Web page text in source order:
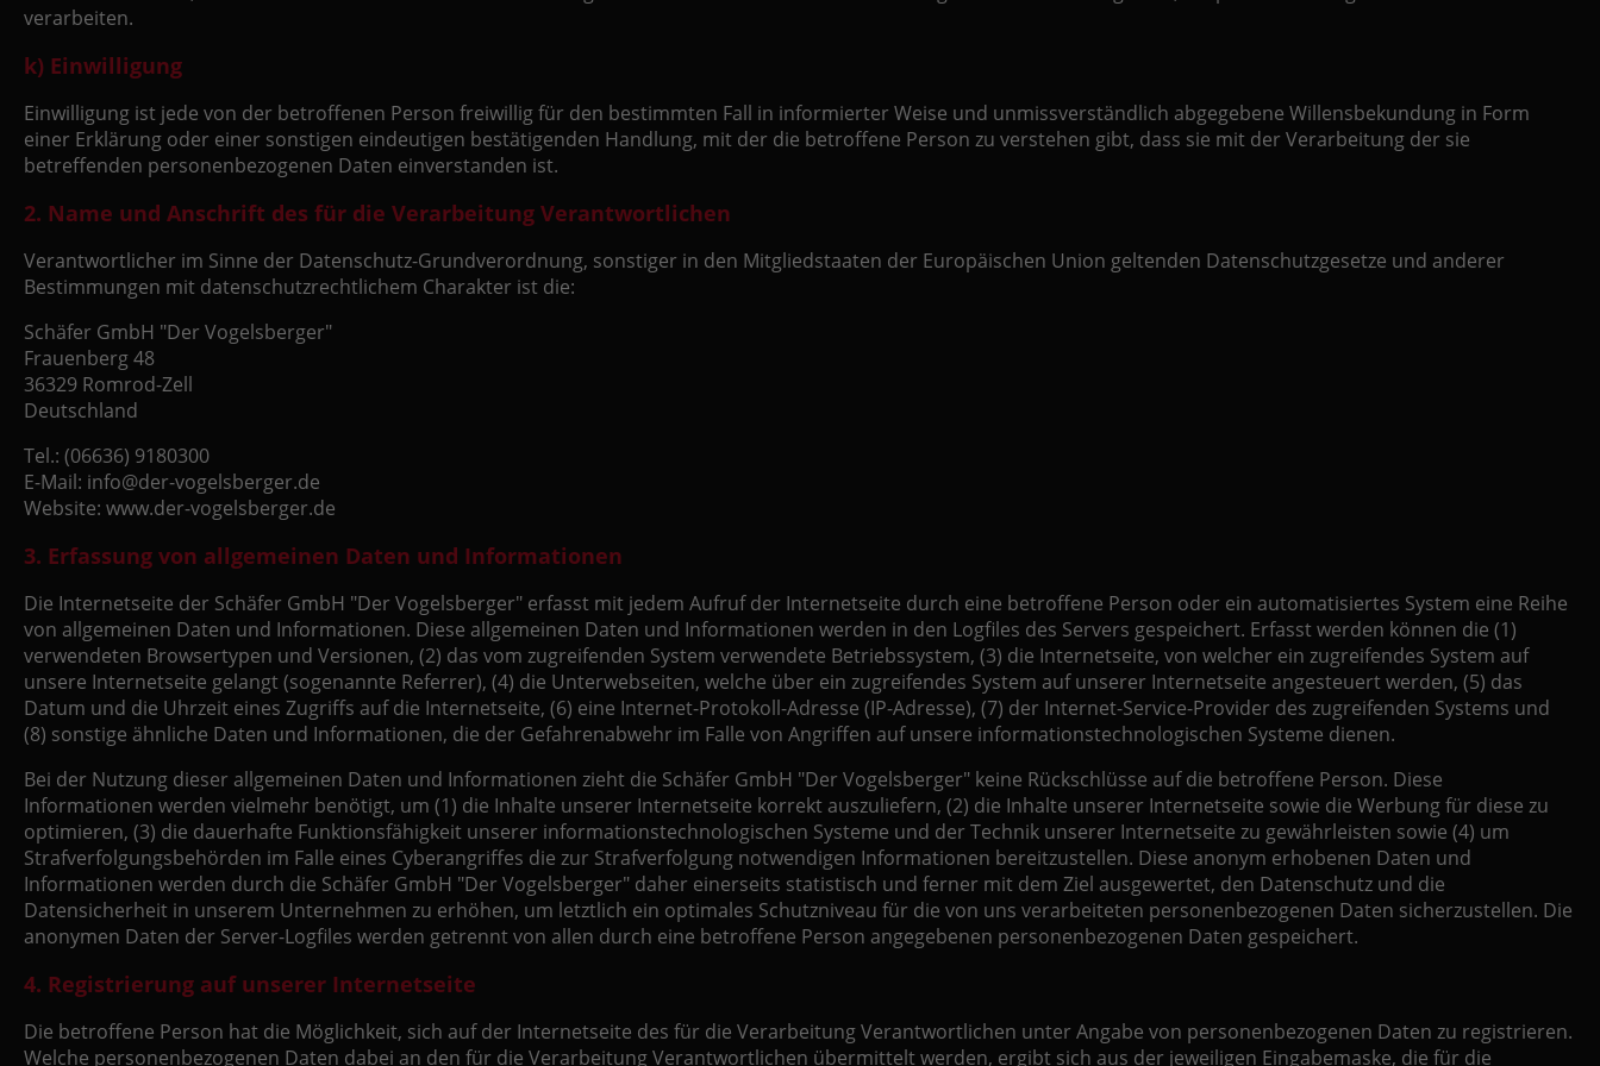
verarbeiten.
k) Einwilligung
Einwilligung ist jede von der betroffenen Person freiwillig für den bestimmten Fall in informierter Weise und unmissverständlich abgegebene Willensbekundung in Form
einer Erklärung oder einer sonstigen eindeutigen bestätigenden Handlung, mit der die betroffene Person zu verstehen gibt, dass sie mit der Verarbeitung der sie
betreffenden personenbezogenen Daten einverstanden ist.
2. Name und Anschrift des für die Verarbeitung Verantwortlichen
Verantwortlicher im Sinne der Datenschutz-Grundverordnung, sonstiger in den Mitgliedstaaten der Europäischen Union geltenden Datenschutzgesetze und anderer
Bestimmungen mit datenschutzrechtlichem Charakter ist die:
Schäfer GmbH "Der Vogelsberger"
Frauenberg 48
36329 Romrod-Zell
Deutschland
Tel.: (06636) 9180300
E-Mail: info@der-vogelsberger.de
Website: www.der-vogelsberger.de
3. Erfassung von allgemeinen Daten und Informationen
Die Internetseite der Schäfer GmbH "Der Vogelsberger" erfasst mit jedem Aufruf der Internetseite durch eine betroffene Person oder ein automatisiertes System eine Reihe
von allgemeinen Daten und Informationen. Diese allgemeinen Daten und Informationen werden in den Logfiles des Servers gespeichert. Erfasst werden können die (1)
verwendeten Browsertypen und Versionen, (2) das vom zugreifenden System verwendete Betriebssystem, (3) die Internetseite, von welcher ein zugreifendes System auf
unsere Internetseite gelangt (sogenannte Referrer), (4) die Unterwebseiten, welche über ein zugreifendes System auf unserer Internetseite angesteuert werden, (5) das
Datum und die Uhrzeit eines Zugriffs auf die Internetseite, (6) eine Internet-Protokoll-Adresse (IP-Adresse), (7) der Internet-Service-Provider des zugreifenden Systems und
(8) sonstige ähnliche Daten und Informationen, die der Gefahrenabwehr im Falle von Angriffen auf unsere informationstechnologischen Systeme dienen.
Bei der Nutzung dieser allgemeinen Daten und Informationen zieht die Schäfer GmbH "Der Vogelsberger" keine Rückschlüsse auf die betroffene Person. Diese
Informationen werden vielmehr benötigt, um (1) die Inhalte unserer Internetseite korrekt auszuliefern, (2) die Inhalte unserer Internetseite sowie die Werbung für diese zu
optimieren, (3) die dauerhafte Funktionsfähigkeit unserer informationstechnologischen Systeme und der Technik unserer Internetseite zu gewährleisten sowie (4) um
Strafverfolgungsbehörden im Falle eines Cyberangriffes die zur Strafverfolgung notwendigen Informationen bereitzustellen. Diese anonym erhobenen Daten und
Informationen werden durch die Schäfer GmbH "Der Vogelsberger" daher einerseits statistisch und ferner mit dem Ziel ausgewertet, den Datenschutz und die
Datensicherheit in unserem Unternehmen zu erhöhen, um letztlich ein optimales Schutzniveau für die von uns verarbeiteten personenbezogenen Daten sicherzustellen. Die
anonymen Daten der Server-Logfiles werden getrennt von allen durch eine betroffene Person angegebenen personenbezogenen Daten gespeichert.
4. Registrierung auf unserer Internetseite
Die betroffene Person hat die Möglichkeit, sich auf der Internetseite des für die Verarbeitung Verantwortlichen unter Angabe von personenbezogenen Daten zu registrieren.
Welche personenbezogenen Daten dabei an den für die Verarbeitung Verantwortlichen übermittelt werden, ergibt sich aus der jeweiligen Eingabemaske, die für die